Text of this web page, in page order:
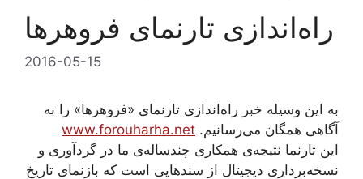
راه‌اندازی تارنمای فروهرها
2016-05-15
به این وسیله خبر راه‌اندازی تارنمای «فروهرها» را به
آگاهی همگان می‌رسانیم. www.forouharha.net
این تارنما نتیجه‌ی همکاری چندساله‌ی ما در گردآوری و
نسخه‌برداری دیجیتال از سندهایی است که بازنمای تاریخ